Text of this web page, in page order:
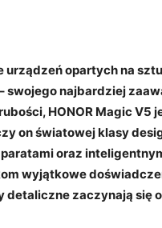
opartych na
swojego najbardziej
HONOR Magic V5
on światowej klasy
oraz
wyjątkowe
detaliczne zaczynają się